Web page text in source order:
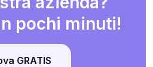
pochi minuti!
GRATIS